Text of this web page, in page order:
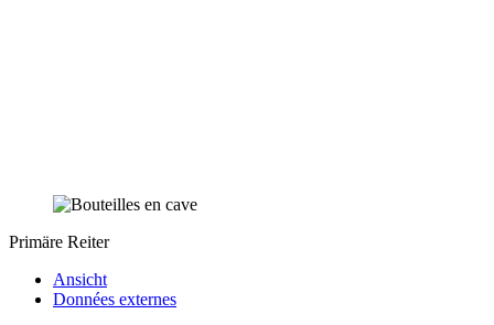
Primäre Reiter
Ansicht
Données externes